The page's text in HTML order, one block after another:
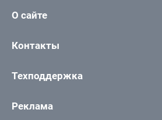
О сайте
Контакты
Техподдержка
Реклама